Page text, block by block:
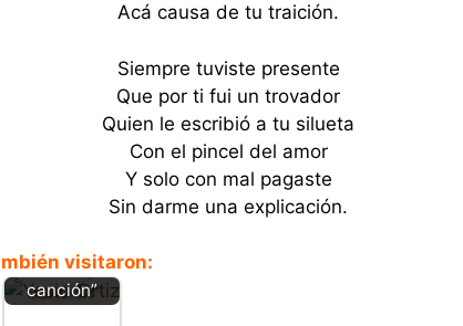
Acá causa de tu traición.
Siempre tuviste presente
Que por ti fui un trovador
Quien le escribió a tu silueta
Con el pincel del amor
Y solo con mal pagaste
Sin darme una explicación.
visitaron:
Emborraché
“Letra y
canción”